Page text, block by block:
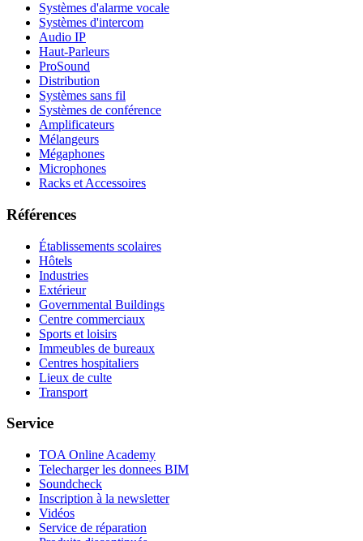
Systèmes d'alarme vocale
Systèmes d'intercom
Audio IP
Haut-Parleurs
ProSound
Distribution
Systèmes sans fil
Systèmes de conférence
Amplificateurs
Mélangeurs
Mégaphones
Microphones
Racks et Accessoires
Références
Établissements scolaires
Hôtels
Industries
Extérieur
Governmental Buildings
Centre commerciaux
Sports et loisirs
Immeubles de bureaux
Centres hospitaliers
Lieux de culte
Transport
Service
TOA Online Academy
Telecharger les donnees BIM
Soundcheck
Inscription à la newsletter
Vidéos
Service de réparation